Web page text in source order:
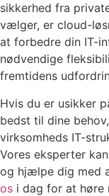
sikkerhed fra
vælger, er cloud-
at forbedre din IT-
nødvendige
fremtidens
Hvis du er usikker
bedst til dine
virksomheds IT-
Vores eksperter
og hjælpe dig med
os i dag for at høre